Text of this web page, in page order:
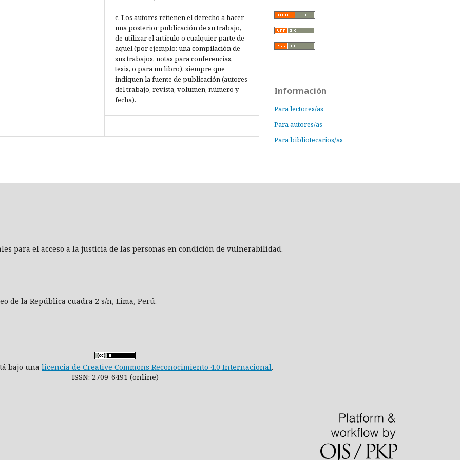
c. Los autores retienen el derecho a hacer
una posterior publicación de su trabajo,
de utilizar el artículo o cualquier parte de
aquel (por ejemplo: una compilación de
sus trabajos, notas para conferencias,
tesis, o para un libro), siempre que
indiquen la fuente de publicación (autores
del trabajo, revista, volumen, número y
fecha).
Información
Para lectores/as
Para autores/as
Para bibliotecarios/as
para el acceso a la justicia de las personas en condición de vulnerabilidad.
de la República cuadra 2 s/n, Lima, Perú.
bajo una licencia de Creative Commons Reconocimiento 4.0 Internacional.
ISSN: 2709-6491 (online)